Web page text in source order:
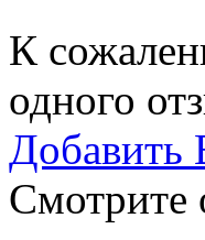
К
одного
Добавить
Смотрите